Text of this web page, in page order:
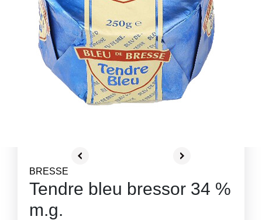
BRESSE
Tendre bleu bressor 34 %
m.g.